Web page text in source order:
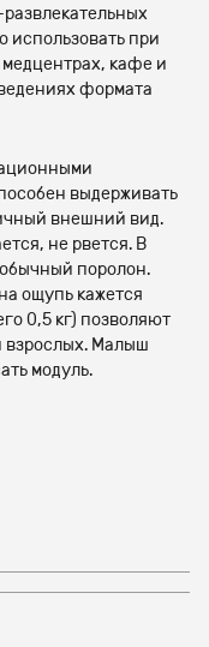
использовать при
кафе и
формата
выдерживать
внешний вид.
не рвется. В
поролон.
ощупь кажется
0,5 кг) позволяют
взрослых. Малыш
модуль.